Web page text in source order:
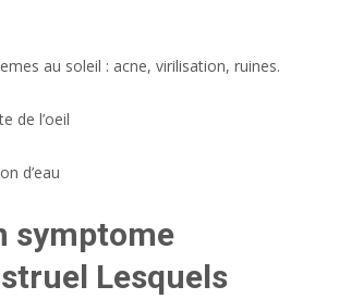
au soleil : acne, virilisation, ruines.
de l’oeil
d’eau
symptome
Lesquels